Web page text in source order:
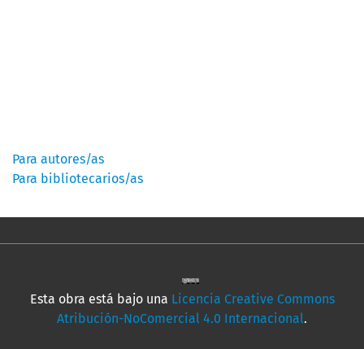
Para autores/as
Para bibliotecarios/as
Esta obra está bajo una Licencia Creative Commons
Atribución-NoComercial 4.0 Internacional.